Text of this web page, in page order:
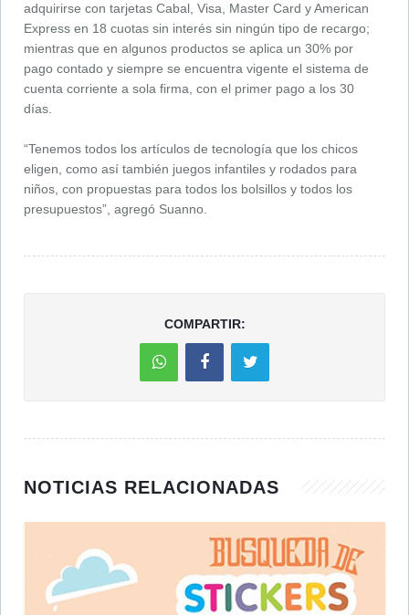
adquirirse con tarjetas Cabal, Visa, Master Card y American
Express en 18 cuotas sin interés sin ningún tipo de recargo;
mientras que en algunos productos se aplica un 30% por
pago contado y siempre se encuentra vigente el sistema de
cuenta corriente a sola firma, con el primer pago a los 30
días.
“Tenemos todos los artículos de tecnología que los chicos
eligen, como así también juegos infantiles y rodados para
niños, con propuestas para todos los bolsillos y todos los
presupuestos”, agregó Suanno.
COMPARTIR:
NOTICIAS RELACIONADAS